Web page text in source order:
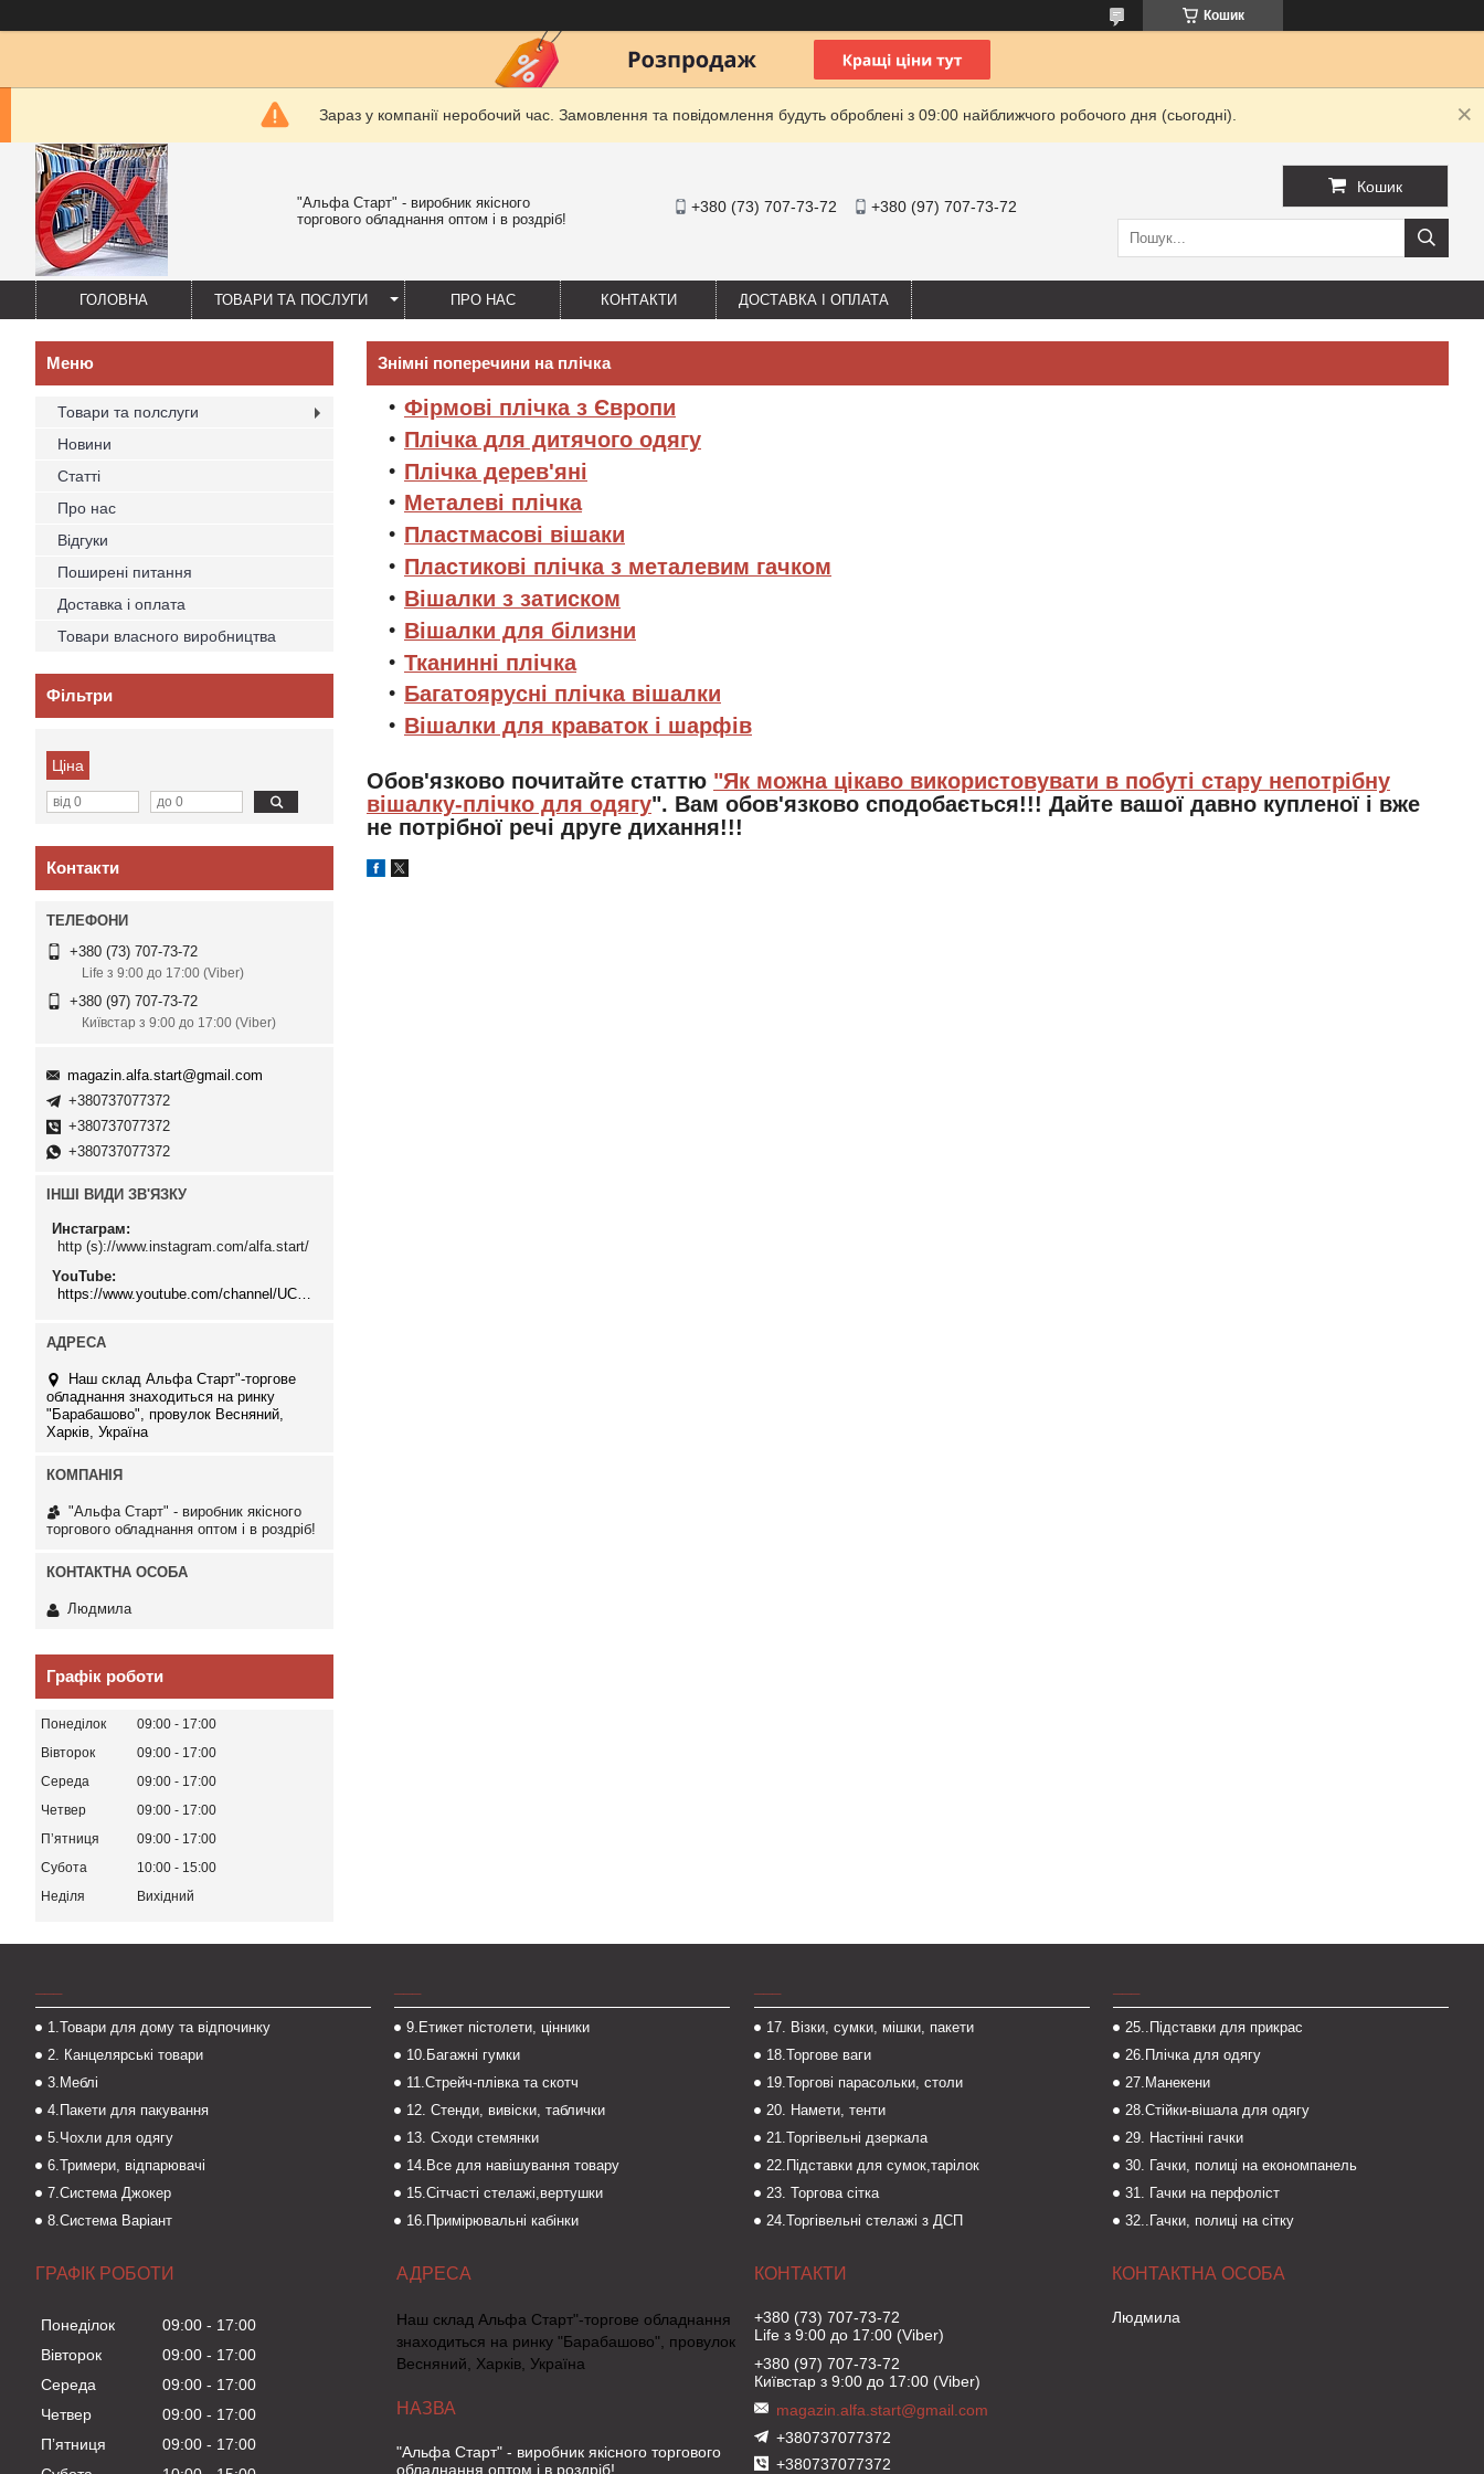
Кошик
Зараз у компанії неробочий час. Замовлення та повідомлення будуть оброблені з 09:00 найближчого робочого дня (сьогодні).
"Альфа Старт" - виробник якісного
торгового обладнання оптом і в роздріб!
+380 (73) 707-73-72 +380 (97) 707-73-72
Кошик
ГОЛОВНА ТОВАРИ ТА ПОСЛУГИ ПРО НАС КОНТАКТИ ДОСТАВКА І ОПЛАТА
Знімні поперечини на плічка
Фірмові плічка з Європи
Плічка для дитячого одягу
Плічка дерев'яні
Металеві плічка
Пластмасові вішаки
Пластикові плічка з металевим гачком
Вішалки з затиском
Вішалки для білизни
Тканинні плічка
Багатоярусні плічка вішалки
Вішалки для краваток і шарфів
Обов'язково почитайте статтю "Як можна цікаво використовувати в побуті стару непотрібну
вішалку-плічко для одягу". Вам обов'язково сподобається!!! Дайте вашої давно купленої і вже
не потрібної речі друге дихання!!!
Товари та полслуги
Новини
Статті
Про нас
Відгуки
Поширені питання
Доставка і оплата
Товари власного виробництва
Фільтри
Ціна
Контакти
+380 (73) 707-73-72
Life з 9:00 до 17:00 (Viber)
+380 (97) 707-73-72
Київстар з 9:00 до 17:00 (Viber)
magazin.alfa.start@gmail.com
+380737077372
+380737077372
+380737077372
ІНШІ ВИДИ ЗВ'ЯЗКУ
Инстаграм
http (s)://www.instagram.com/alfa.start/
YouTube
Наш склад Альфа Старт"-торгове
обладнання знаходиться на ринку
"Барабашово", провулок Весняний,
Харків, Україна
"Альфа Старт" - виробник якісного
торгового обладнання оптом і в роздріб!
Людмила
Графік роботи
Понеділок 09:00
17:00
Вівторок
09:00
17:00
Середа
09:00
17:00
Четвер
09:00
17:00
Пʼятниця
09:00
17:00
Субота
10:00
15:00
Неділя
Вихідний
1.Товари для дому та відпочинку
2. Канцелярські товари
3.Меблі
4.Пакети для пакування
5.Чохли для одягу
6.Тримери, відпарювачі
7.Система Джокер
8.Система Варіант
9.Етикет пістолети, цінники
10.Багажні гумки
11.Стрейч-плівка та скотч
12. Стенди, вивіски, таблички
13. Сходи стемянки
14.Все для навішування товару
15.Сітчасті стелажі,вертушки
16.Примірювальні кабінки
17. Візки, сумки, мішки, пакети
18.Торгове ваги
19.Торгові парасольки, столи
20. Намети, тенти
21.Торгівельні дзеркала
22.Підставки для сумок,тарілок
23. Торгова сітка
24.Торгівельні стелажі з ДСП
25..Підставки для прикрас
26.Плічка для одягу
27.Манекени
28.Стійки-вішала для одягу
29. Настінні гачки
30. Гачки, полиці на економпанель
31. Гачки на перфоліст
32..Гачки, полиці на сітку
ГРАФІК РОБОТИ
Понеділок 09:00
17:00
Вівторок
09:00
17:00
Середа
09:00
17:00
Четвер
09:00
17:00
Пʼятниця
09:00
17:00
Наш склад Альфа Старт"-торгове обладнання
знаходиться на ринку "Барабашово", провулок
Весняний, Харків, Україна
"Альфа Старт" - виробник якісного торгового
обладнання оптом і в роздріб!
+380 (73) 707-73-72
Life з 9:00 до 17:00 (Viber)
+380 (97) 707-73-72
Київстар з 9:00 до 17:00 (Viber)
magazin.alfa.start@gmail.com
+380737077372
+380737077372
Людмила